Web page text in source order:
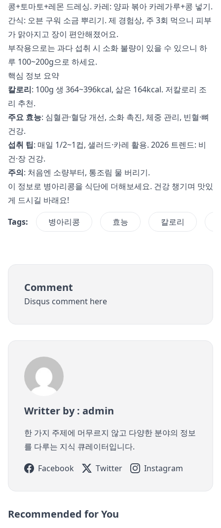
콩+토마토+레몬 드레싱. 카레: 양파 볶아 카레가루+콩 넣기.
간식: 오븐 구워 소금 뿌리기. 제 경험상, 주 3회 먹으니 피부
가 맑아지고 장이 편안해졌어요.
부작용으로는 과다 섭취 시 소화 불량이 있을 수 있으니 하
루 100~200g으로 하세요.
핵심 정보 요약
칼로리: 100g 생 364~396kcal, 삶은 164kcal. 저칼로리 조
리 추천.
주요 효능: 심혈관·혈당 개선, 소화 촉진, 체중 관리, 빈혈·뼈
건강.
섭취 팁: 매일 1/2~1컵, 샐러드·카레 활용. 2026 트렌드: 비
건·장 건강.
주의: 처음엔 소량부터, 통조림 물 버리기.
이 정보로 병아리콩을 식단에 더해보세요. 건강 챙기며 맛있
게 드시길 바래요!
Tags:
병아리콩 효능 칼로리
Comment
Disqus comment here
Writter by : admin
한 가지 주제에 머무르지 않고 다양한 분야의 정보
를 다루는 지식 큐레이터입니다.
Facebook
Twitter Instagram
Recommended for You